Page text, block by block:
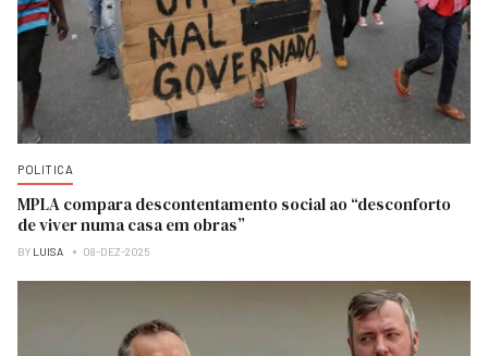
POLITICA
MPLA compara descontentamento social ao “desconforto
de viver numa casa em obras”
BY LUISA 08-DEZ-2025